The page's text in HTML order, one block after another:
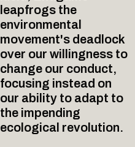
leapfrogs the
environmental
movement's deadlock
over our willingness to
change our conduct,
focusing instead on
our ability to adapt to
the impending
ecological revolution.